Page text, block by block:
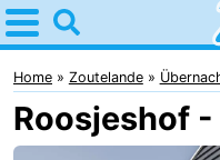
Home
Zoutelande
Tipps
Home Zoutelande
Roosjeshof